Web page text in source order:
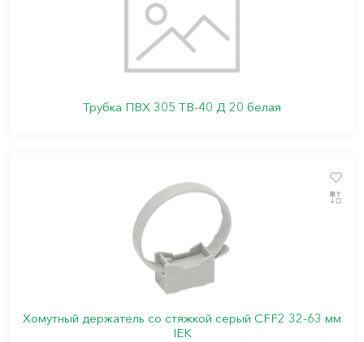
Трубка ПВХ 305 ТВ-40 Д 20 белая
Хомутный держатель со стяжкой серый CFF2 32-63 мм
IEK